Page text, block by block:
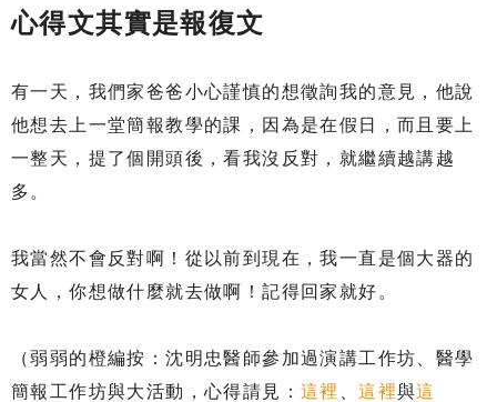
心得文其實是報復文
有一天，我們家爸爸小心謹慎的想徵詢我的意見，他說
他想去上一堂簡報教學的課，因為是在假日，而且要上
一整天，提了個開頭後，看我沒反對，就繼續越講越
多。
我當然不會反對啊！從以前到現在，我一直是個大器的
女人，你想做什麼就去做啊！記得回家就好。
（弱弱的橙編按：沈明忠醫師參加過演講工作坊、醫學
簡報工作坊與大活動，心得請見： 這裡 、這裡與這